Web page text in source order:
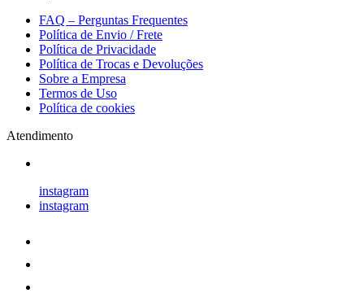
FAQ – Perguntas Frequentes
Política de Envio / Frete
Política de Privacidade
Política de Trocas e Devoluções
Sobre a Empresa
Termos de Uso
Política de cookies
Atendimento
instagram
instagram